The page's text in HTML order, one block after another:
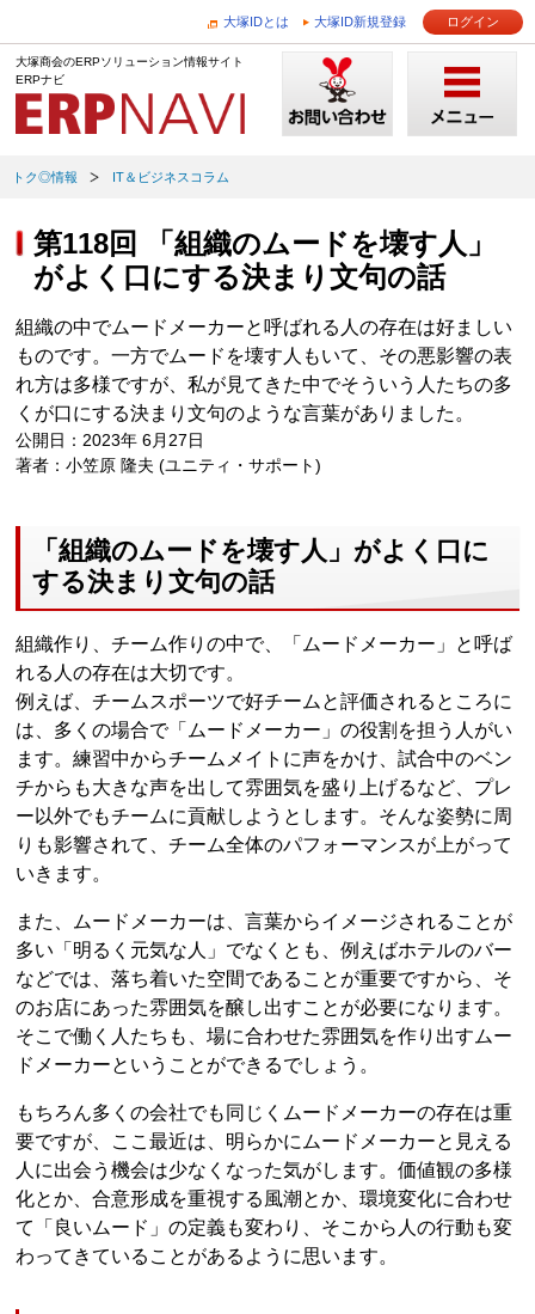
大塚IDとは 大塚ID新規登録 ログイン
大塚商会のERPソリューション情報サイト
ERPナビ
トク◎情報 IT＆ビジネスコラム
第118回 「組織のムードを壊す人」
がよく口にする決まり文句の話
組織の中でムードメーカーと呼ばれる人の存在は好ましい
ものです。一方でムードを壊す人もいて、その悪影響の表
れ方は多様ですが、私が見てきた中でそういう人たちの多
くが口にする決まり文句のような言葉がありました。
公開日：2023年 6月27日
著者：小笠原 隆夫 (ユニティ・サポート)
「組織のムードを壊す人」がよく口に
する決まり文句の話
組織作り、チーム作りの中で、「ムードメーカー」と呼ば
れる人の存在は大切です。
例えば、チームスポーツで好チームと評価されるところに
は、多くの場合で「ムードメーカー」の役割を担う人がい
ます。練習中からチームメイトに声をかけ、試合中のベン
チからも大きな声を出して雰囲気を盛り上げるなど、プレ
ー以外でもチームに貢献しようとします。そんな姿勢に周
りも影響されて、チーム全体のパフォーマンスが上がって
いきます。
また、ムードメーカーは、言葉からイメージされることが
多い「明るく元気な人」でなくとも、例えばホテルのバー
などでは、落ち着いた空間であることが重要ですから、そ
のお店にあった雰囲気を醸し出すことが必要になります。
そこで働く人たちも、場に合わせた雰囲気を作り出すムー
ドメーカーということができるでしょう。
もちろん多くの会社でも同じくムードメーカーの存在は重
要ですが、ここ最近は、明らかにムードメーカーと見える
人に出会う機会は少なくなった気がします。価値観の多様
化とか、合意形成を重視する風潮とか、環境変化に合わせ
て「良いムード」の定義も変わり、そこから人の行動も変
わってきていることがあるように思います。